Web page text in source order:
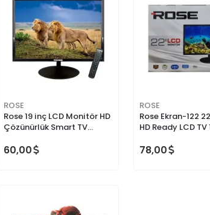
ROSE
Rose 19 inç LCD Monitör HD
Çözünürlük Smart TV
Uygun
60,00
ROSE
Rose Ekran-122
HD Ready LCD TV
78,00